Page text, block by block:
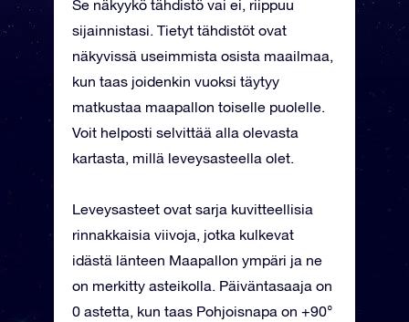
Se näkyykö tähdistö vai ei, riippuu
sijainnistasi. Tietyt tähdistöt ovat
näkyvissä useimmista osista maailmaa,
kun taas joidenkin vuoksi täytyy
matkustaa maapallon toiselle puolelle.
Voit helposti selvittää alla olevasta
kartasta, millä leveysasteella olet.
Leveysasteet ovat sarja kuvitteellisia
rinnakkaisia viivoja, jotka kulkevat
idästä länteen Maapallon ympäri ja ne
on merkitty asteikolla. Päiväntasaaja on
0 astetta, kun taas Pohjoisnapa on +90°